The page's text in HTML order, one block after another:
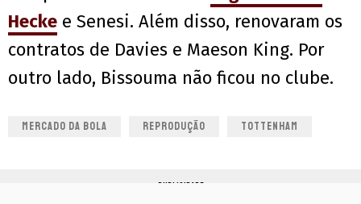
Hecke e Senesi. Além disso, renovaram os
contratos de Davies e Maeson King. Por
outro lado, Bissouma não ficou no clube.
MERCADO DA BOLA REPRODUÇÃO TOTTENHAM
PUBLICIDADE